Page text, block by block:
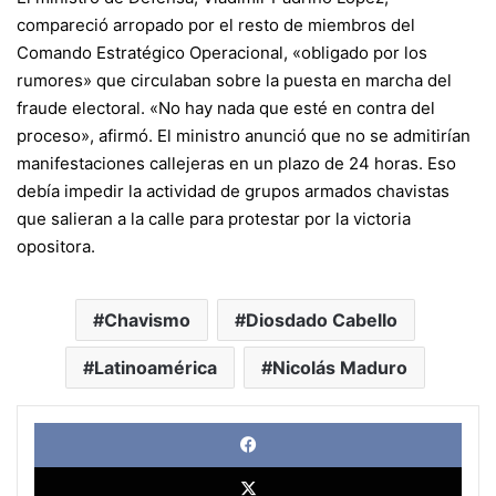
compareció arropado por el resto de miembros del
Comando Estratégico Operacional, «obligado por los
rumores» que circulaban sobre la puesta en marcha del
fraude electoral. «No hay nada que esté en contra del
proceso», afirmó. El ministro anunció que no se admitirían
manifestaciones callejeras en un plazo de 24 horas. Eso
debía impedir la actividad de grupos armados chavistas
que salieran a la calle para protestar por la victoria
opositora.
Chavismo Diosdado Cabello
Latinoamérica Nicolás Maduro
X